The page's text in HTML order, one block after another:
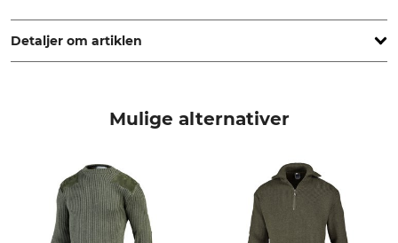
Netherlands, www.carhartt.com
Detaljer om artiklen
100% Polyester
30 °C kulørt vask
Blegning
Må ikke bleges
Mulige alternativer